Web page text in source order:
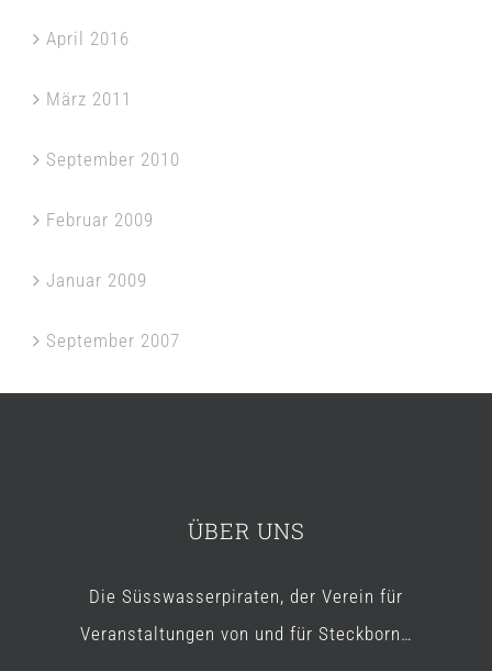
April 2016
März 2011
September 2010
Februar 2009
Januar 2009
September 2007
ÜBER UNS
Die Süsswasserpiraten, der Verein für
Veranstaltungen von und für Steckborn…